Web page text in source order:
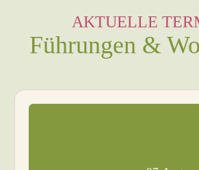
AKTUELLE
Führungen &